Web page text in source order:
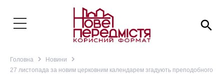
search
Головна navigate_next Новини navigate_next
27 листопада за новим церковним календарем згадують преподобного